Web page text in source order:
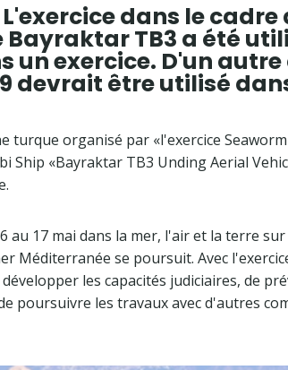
L'exercice dans le
TB3 a été
un exercice. D'un
devrait être utilisé
turque organisé par «l'exercice
Ship «Bayraktar TB3 Unding Aerial
au 17 mai dans la mer, l'air et la terre
Méditerranée se poursuit. Avec
les capacités judiciaires, de
poursuivre les travaux avec d'autres